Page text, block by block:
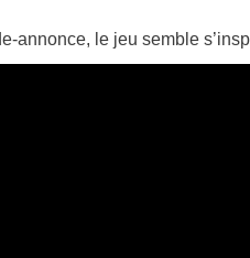
annonce, le jeu semble